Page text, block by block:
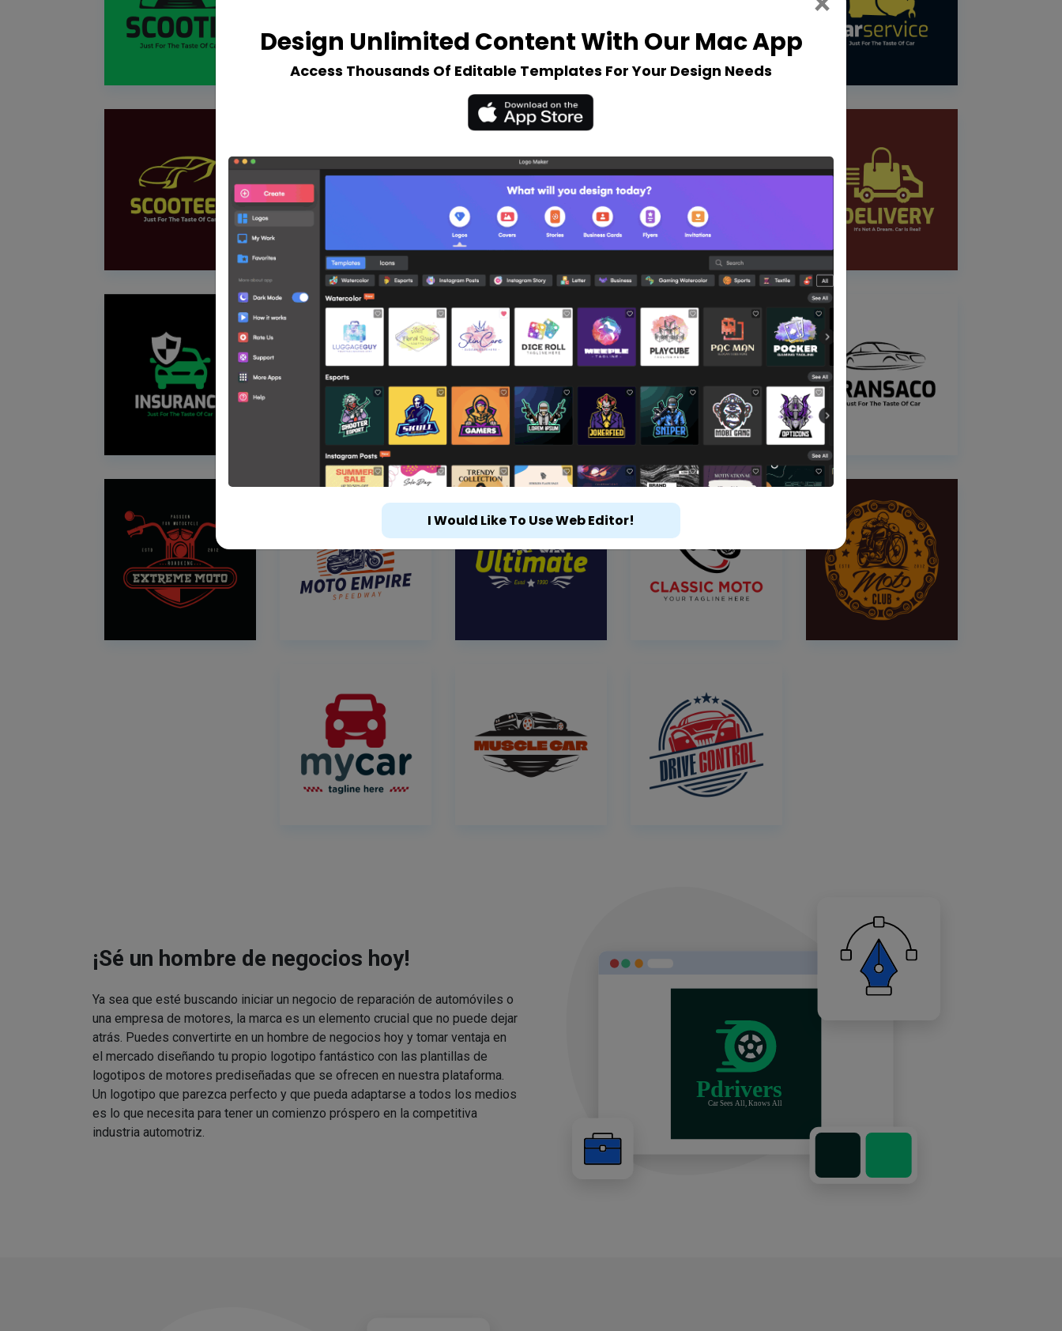
¡Sé un hombre de negocios hoy!
Ya sea que esté buscando iniciar un negocio de reparación de automóviles o
una empresa de motores, la marca es un elemento crucial que no puede dejar
atrás. Puedes convertirte en un hombre de negocios hoy y tomar ventaja en
el mercado diseñando tu propio logotipo fantástico con las plantillas de
logotipos de motores prediseñadas que se ofrecen en nuestra plataforma.
Un logotipo que parezca perfecto y que pueda adaptarse a todos los medios
es lo que necesita para tener un comienzo próspero en la competitiva
industria automotriz.
Design Unlimited Content With Our Mac App
Access Thousands Of Editable Templates For Your Design Needs
I Would Like To Use Web Editor!